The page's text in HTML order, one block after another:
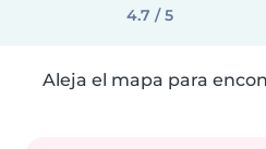
4.7 / 5
Aleja el mapa para